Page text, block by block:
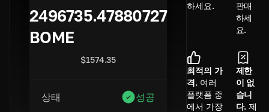
2496735.47880727
BOME
$1574.35
상태 성공
하세요.
판매
하세
요.
최적의 가
격. 여러
플랫폼 중
에서 가장
제한
이 없
습니
다. 제